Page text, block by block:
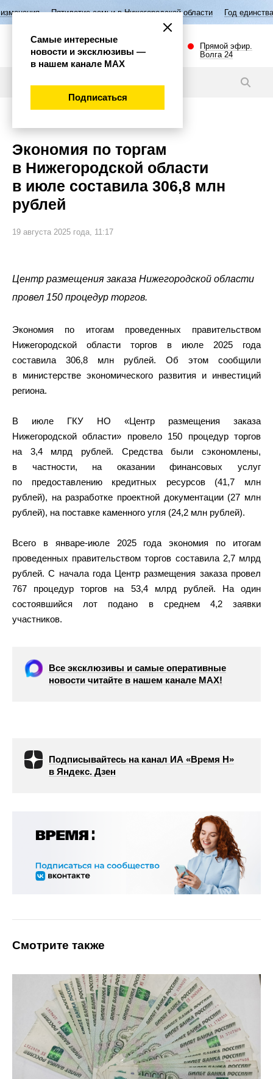
семьи в Нижегородской области Год единства народов России
Прямой эфир.
Волга 24
Экономия по торгам
в Нижегородской области
в июле составила 306,8 млн
рублей
19 августа 2025 года, 11:17
Центр размещения заказа Нижегородской области
провел 150 процедур торгов.
Экономия по итогам проведенных правительством
Нижегородской области торгов в июле 2025 года
составила 306,8 млн рублей. Об этом сообщили
в министерстве экономического развития и инвестиций
региона.
В июле ГКУ НО «Центр размещения заказа
Нижегородской области» провело 150 процедур торгов
на 3,4 млрд рублей. Средства были сэкономлены,
в частности, на оказании финансовых услуг
по предоставлению кредитных ресурсов (41,7 млн
рублей), на разработке проектной документации (27 млн
рублей), на поставке каменного угля (24,2 млн рублей).
Всего в январе-июле 2025 года экономия по итогам
проведенных правительством торгов составила 2,7 млрд
рублей. С начала года Центр размещения заказа провел
767 процедур торгов на 53,4 млрд рублей. На один
состоявшийся лот подано в среднем 4,2 заявки
участников.
Все эксклюзивы и самые оперативные
новости читайте в нашем канале МАХ!
Подписывайтесь на канал ИА «Время Н»
в Яндекс. Дзен
Смотрите также
Самые интересные
новости и эксклюзивы —
в нашем канале МАХ
Подписаться